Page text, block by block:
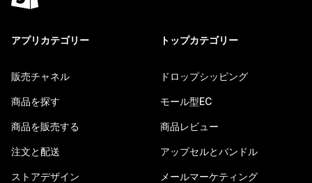
アプリカテゴリー
販売チャネル
商品を探す
商品を販売する
注文と配送
ストアデザイン
トップカテゴリー
ドロップシッピング
モール型EC
商品レビュー
アップセルとバンドル
メールマーケティング